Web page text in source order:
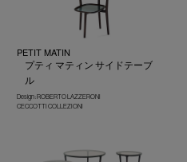
PETIT MATIN
プティ マティン サイドテーブ
ル
Design : ROBERTO LAZZERONI
CECCOTTI COLLEZIONI